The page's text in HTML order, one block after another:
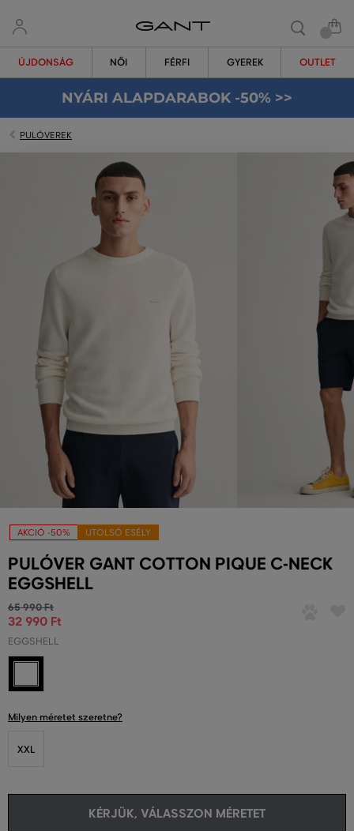
ÚJDONSÁG NŐI FÉRFI GYEREK OUTLET
NYÁRI ALAPDARABOK -50% >>
PULÓVEREK
AKCIÓ -50% UTOLSÓ ESÉLY
PULÓVER GANT COTTON PIQUE C-NECK
EGGSHELL
65 990 Ft
32 990 Ft
EGGSHELL
Milyen méretet szeretne?
XXL
KÉRJÜK, VÁLASSZON MÉRETET